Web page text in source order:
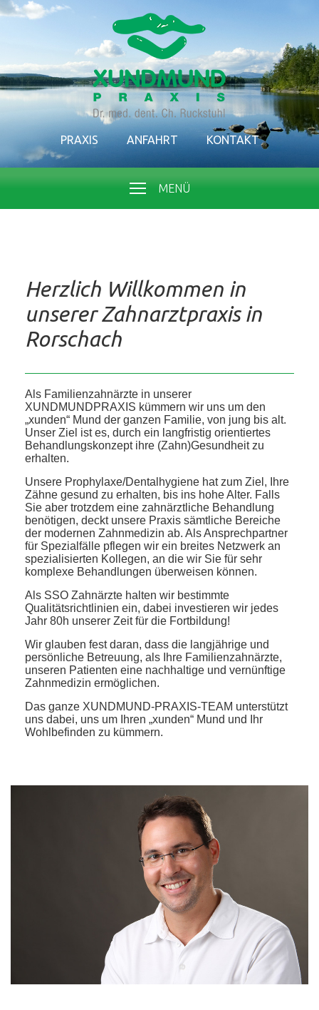
PRAXIS ANFAHRT KONTAKT
MENÜ
Herzlich Willkommen in
unserer Zahnarztpraxis in
Rorschach
Als Familienzahnärzte in unserer
XUNDMUNDPRAXIS kümmern wir uns um den
„xunden“ Mund der ganzen Familie, von jung bis alt.
Unser Ziel ist es, durch ein langfristig orientiertes
Behandlungskonzept ihre (Zahn)Gesundheit zu
erhalten.
Unsere Prophylaxe/Dentalhygiene hat zum Ziel, Ihre
Zähne gesund zu erhalten, bis ins hohe Alter. Falls
Sie aber trotzdem eine zahnärztliche Behandlung
benötigen, deckt unsere Praxis sämtliche Bereiche
der modernen Zahnmedizin ab. Als Ansprechpartner
für Spezialfälle pflegen wir ein breites Netzwerk an
spezialisierten Kollegen, an die wir Sie für sehr
komplexe Behandlungen überweisen können.
Als SSO Zahnärzte halten wir bestimmte
Qualitätsrichtlinien ein, dabei investieren wir jedes
Jahr 80h unserer Zeit für die Fortbildung!
Wir glauben fest daran, dass die langjährige und
persönliche Betreuung, als Ihre Familienzahnärzte,
unseren Patienten eine nachhaltige und vernünftige
Zahnmedizin ermöglichen.
Das ganze XUNDMUND-PRAXIS-TEAM unterstützt
uns dabei, uns um Ihren „xunden“ Mund und Ihr
Wohlbefinden zu kümmern.